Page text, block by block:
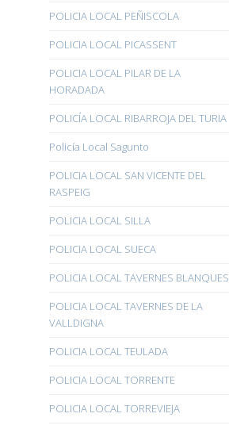
POLICIA LOCAL PEÑISCOLA
POLICIA LOCAL PICASSENT
POLICIA LOCAL PILAR DE LA
HORADADA
POLICÍA LOCAL RIBARROJA DEL TURIA
Policía Local Sagunto
POLICIA LOCAL SAN VICENTE DEL
RASPEIG
POLICIA LOCAL SILLA
POLICIA LOCAL SUECA
POLICIA LOCAL TAVERNES BLANQUES
POLICIA LOCAL TAVERNES DE LA
VALLDIGNA
POLICIA LOCAL TEULADA
POLICIA LOCAL TORRENTE
POLICIA LOCAL TORREVIEJA